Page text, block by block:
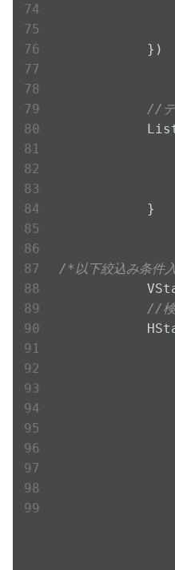
            })
//デ
            }
/*以下絞込み条件
//検